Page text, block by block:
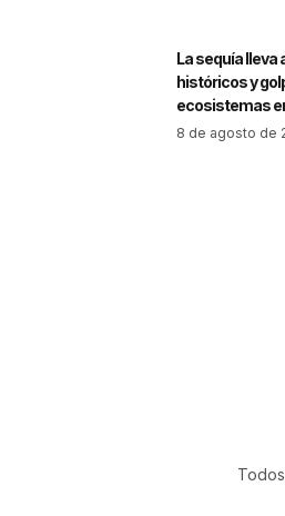
La sequía lleva
históricos y
ecosistemas
8 de agosto de